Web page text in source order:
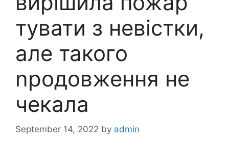
тувати з невістки,
але такого
nродовження не
чекала
September 14, 2022 by admin